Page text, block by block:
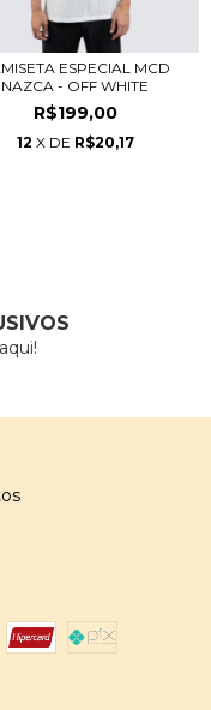
ESPECIAL MCD
NAZCA - OFF WHITE
R$199,00
12 X DE R$20,17